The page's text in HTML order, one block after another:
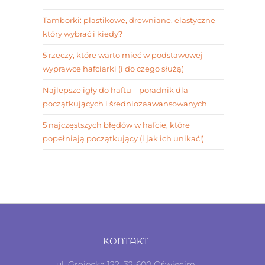
Tamborki: plastikowe, drewniane, elastyczne –
który wybrać i kiedy?
5 rzeczy, które warto mieć w podstawowej
wyprawce hafciarki (i do czego służą)
Najlepsze igły do haftu – poradnik dla
początkujących i średniozaawansowanych
5 najczęstszych błędów w hafcie, które
popełniają początkujący (i jak ich unikać!)
KONTAKT